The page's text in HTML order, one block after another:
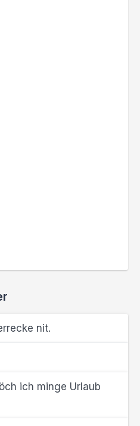
nit.
ich minge Urlaub